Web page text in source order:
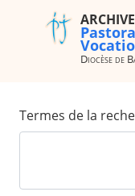
ARCHIVES
Pastorale
Bayonne,
Lescar et
Oloron
X
Diocèse de
Termes de la